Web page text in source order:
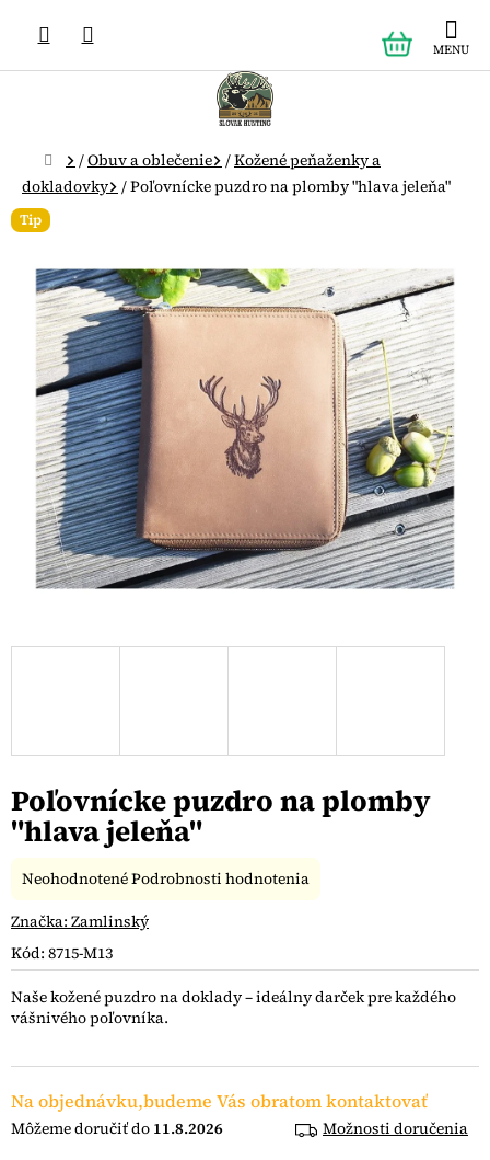
obsah
KOŠÍK
Domov
/Obuv a oblečenie /Kožené peňaženky a
dokladovky /Poľovnícke puzdro na plomby "hlava jeleňa"
Tip
Poľovnícke puzdro na plomby
"hlava jeleňa"
Kód: 8715-M13
Na objednávku,budeme Vás obratom kontaktovať
11.8.2026 Možnosti doručenia
Naše kožené puzdro na doklady – ideálny darček pre každého
vášnivého poľovníka.
Priemerné
produktu
0,0
5
hviezdičiek.
NeohodnotenéPodrobnosti hodnotenia
Značka: Zamlinský